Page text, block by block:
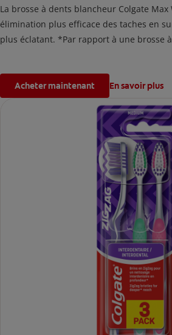
La brosse à dents blancheur Colgate
élimination plus efficace des taches en
plus éclatant. *Par rapport à une brosse
Acheter maintenant En savoir plus